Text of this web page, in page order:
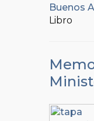
Buenos
Libro